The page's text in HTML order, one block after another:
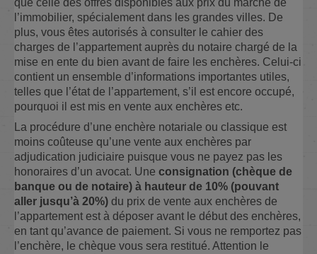
que celle des offres disponibles aux prix du marché de
l’immobilier, spécialement dans les grandes villes. De
plus, vous êtes autorisés à consulter le cahier des
charges de l’appartement auprès du notaire chargé de la
mise en ente du bien avant de faire les enchères. Celui-ci
contient un ensemble d’informations importantes utiles,
telles que l’état de l’appartement, s’il est encore occupé,
pourquoi il est mis en vente aux enchères etc.
La procédure d’une enchère notariale ou classique est
moins coûteuse qu’une vente aux enchères par
adjudication judiciaire puisque vous ne payez pas les
honoraires d’un avocat. Une consignation (chèque de
banque ou de notaire) à hauteur de 10% (pouvant
aller jusqu’à 20%) du prix de vente aux enchères de
l’appartement est à déposer avant le début des enchères,
en tant qu’avance de paiement. Si vous ne remportez pas
l’enchère, le chèque vous sera restitué. Attention le